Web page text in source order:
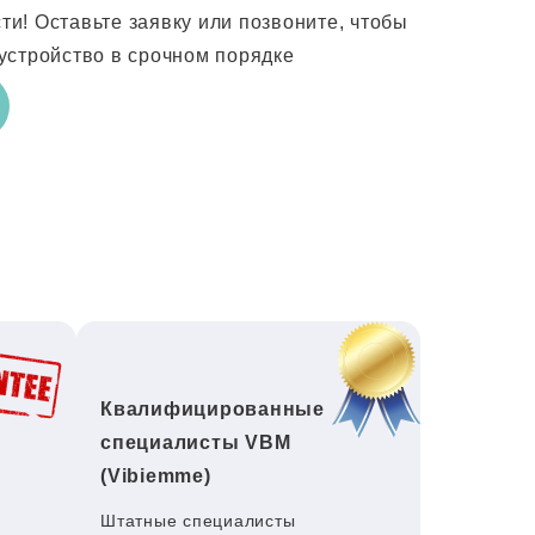
Оставьте заявку или позвоните, чтобы
в срочном порядке
Квалифицированные
специалисты VBM
(Vibiemme)
Штатные специалисты